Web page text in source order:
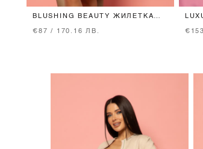
BLUSHING BEAUTY ЖИЛЕТКА
€87 / 170.16 ЛВ.